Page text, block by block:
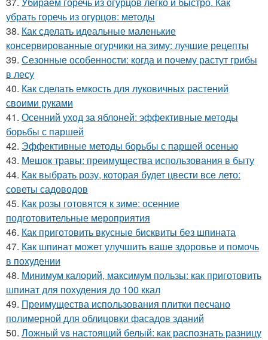
убрать горечь из огурцов: методы
38. Как сделать идеальные маленькие
консервированные огурчики на зиму: лучшие рецепты
39. Сезонные особенности: когда и почему растут грибы
в лесу
40. Как сделать емкость для луковичных растений
своими руками
41. Осенний уход за яблоней: эффективные методы
борьбы с паршей
42. Эффективные методы борьбы с паршей осенью
43. Мешок травы: преимущества использования в быту
44. Как выбрать розу, которая будет цвести все лето:
советы садоводов
45. Как розы готовятся к зиме: осенние
подготовительные мероприятия
46. Как приготовить вкусные бисквиты без шпината
47. Как шпинат может улучшить ваше здоровье и помочь
в похудении
48. Минимум калорий, максимум пользы: как приготовить
шпинат для похудения до 100 ккал
49. Преимущества использования плитки песчано
полимерной для облицовки фасадов зданий
50. Ложный vs настоящий белый: как распознать разницу